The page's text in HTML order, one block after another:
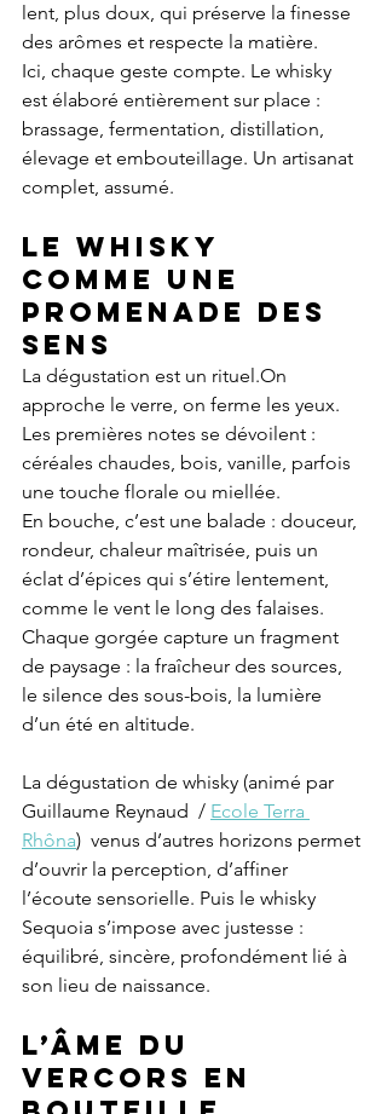
lent, plus doux, qui préserve la finesse
des arômes et respecte la matière.
Ici, chaque geste compte. Le whisky
est élaboré entièrement sur place :
brassage, fermentation, distillation,
élevage et embouteillage. Un artisanat
complet, assumé.
Le whisky
comme une
promenade des
sens
La dégustation est un rituel.On
approche le verre, on ferme les yeux.
Les premières notes se dévoilent :
céréales chaudes, bois, vanille, parfois
une touche florale ou miellée.
En bouche, c’est une balade : douceur,
rondeur, chaleur maîtrisée, puis un
éclat d’épices qui s’étire lentement,
comme le vent le long des falaises.
Chaque gorgée capture un fragment
de paysage : la fraîcheur des sources,
le silence des sous-bois, la lumière
d’un été en altitude.
La dégustation de whisky (animé par
Guillaume Reynaud  / Ecole Terra
Rhôna)  venus d’autres horizons permet
d’ouvrir la perception, d’affiner
l’écoute sensorielle. Puis le whisky
Sequoia s’impose avec justesse :
équilibré, sincère, profondément lié à
son lieu de naissance.
L’âme du
vercors en